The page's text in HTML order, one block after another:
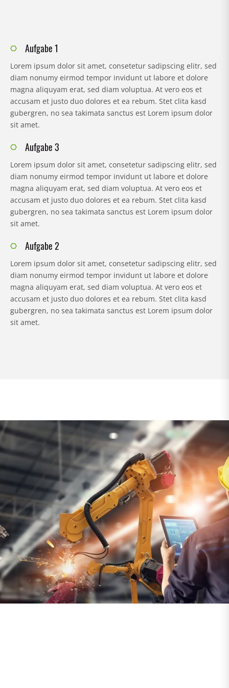
Aufgabe 1
Lorem ipsum dolor sit amet, consetetur sadipscing elitr, sed
diam nonumy eirmod tempor invidunt ut labore et dolore
magna aliquyam erat, sed diam voluptua. At vero eos et
accusam et justo duo dolores et ea rebum. Stet clita kasd
gubergren, no sea takimata sanctus est Lorem ipsum dolor
sit amet.
Aufgabe 3
Lorem ipsum dolor sit amet, consetetur sadipscing elitr, sed
diam nonumy eirmod tempor invidunt ut labore et dolore
magna aliquyam erat, sed diam voluptua. At vero eos et
accusam et justo duo dolores et ea rebum. Stet clita kasd
gubergren, no sea takimata sanctus est Lorem ipsum dolor
sit amet.
Aufgabe 2
Lorem ipsum dolor sit amet, consetetur sadipscing elitr, sed
diam nonumy eirmod tempor invidunt ut labore et dolore
magna aliquyam erat, sed diam voluptua. At vero eos et
accusam et justo duo dolores et ea rebum. Stet clita kasd
gubergren, no sea takimata sanctus est Lorem ipsum dolor
sit amet.